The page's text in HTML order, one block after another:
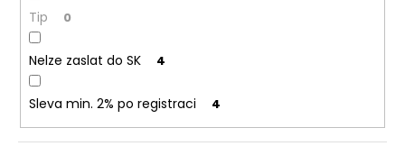
ůTip 0
Nelze zaslat do SK 4
Sleva min. 2% po registraci 4
m